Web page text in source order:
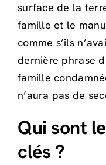
surface de la
famille et le
comme s’ils
dernière phrase
famille
n’aura pas de
Qui sont
clés ?